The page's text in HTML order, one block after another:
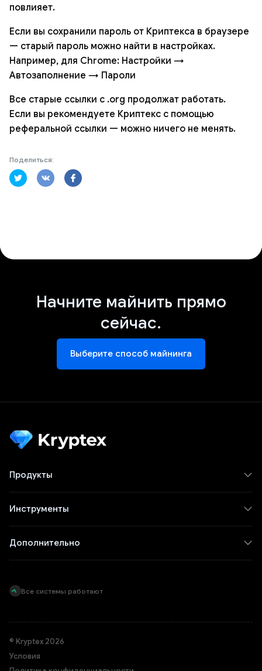
повлияет.
Если вы сохранили пароль от Криптекса в браузере
— старый пароль можно найти в настройках.
Например, для Chrome: Настройки →
Автозаполнение → Пароли
Все старые ссылки с .org продолжат работать.
Если вы рекомендуете Криптекс с помощью
реферальной ссылки — можно ничего не менять.
Поделиться:
Начните майнить прямо
сейчас.
Выберите способ майнинга
Продукты
Инструменты
Дополнительно
Все системы работают
© Kryptex 2026
Условия